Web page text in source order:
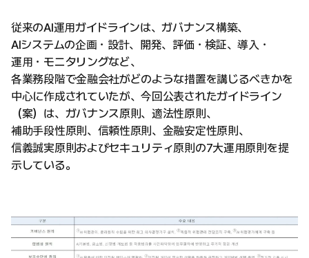
従来のAI運用ガイドラインは、ガバナンス構築、
AIシステムの企画・設計、開発、評価・検証、導入・
運用・モニタリングなど、
各業務段階で金融会社がどのような措置を講じるべきかを
中心に作成されていたが、今回公表されたガイドライン
（案）は、ガバナンス原則、適法性原則、
補助手段性原則、信頼性原則、金融安定性原則、
信義誠実原則およびセキュリティ原則の7大運用原則を提
示している。